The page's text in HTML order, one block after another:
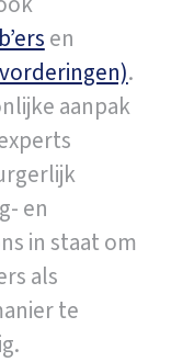
en
.
aanpak
en
in staat om
als
te